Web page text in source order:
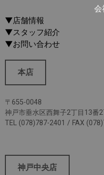
会
▼店舗情報
▼スタッフ紹介
▼お問い合わせ
本店
〒655-0048
神戸市垂水区西舞子2丁目13番
TEL (078)787-2401 / FAX
神戸中央店